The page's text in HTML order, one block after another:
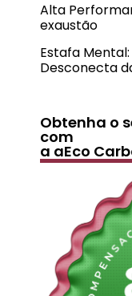
Alta
exaustão
Estafa
Desconecta
Obtenha o
com
a aEco